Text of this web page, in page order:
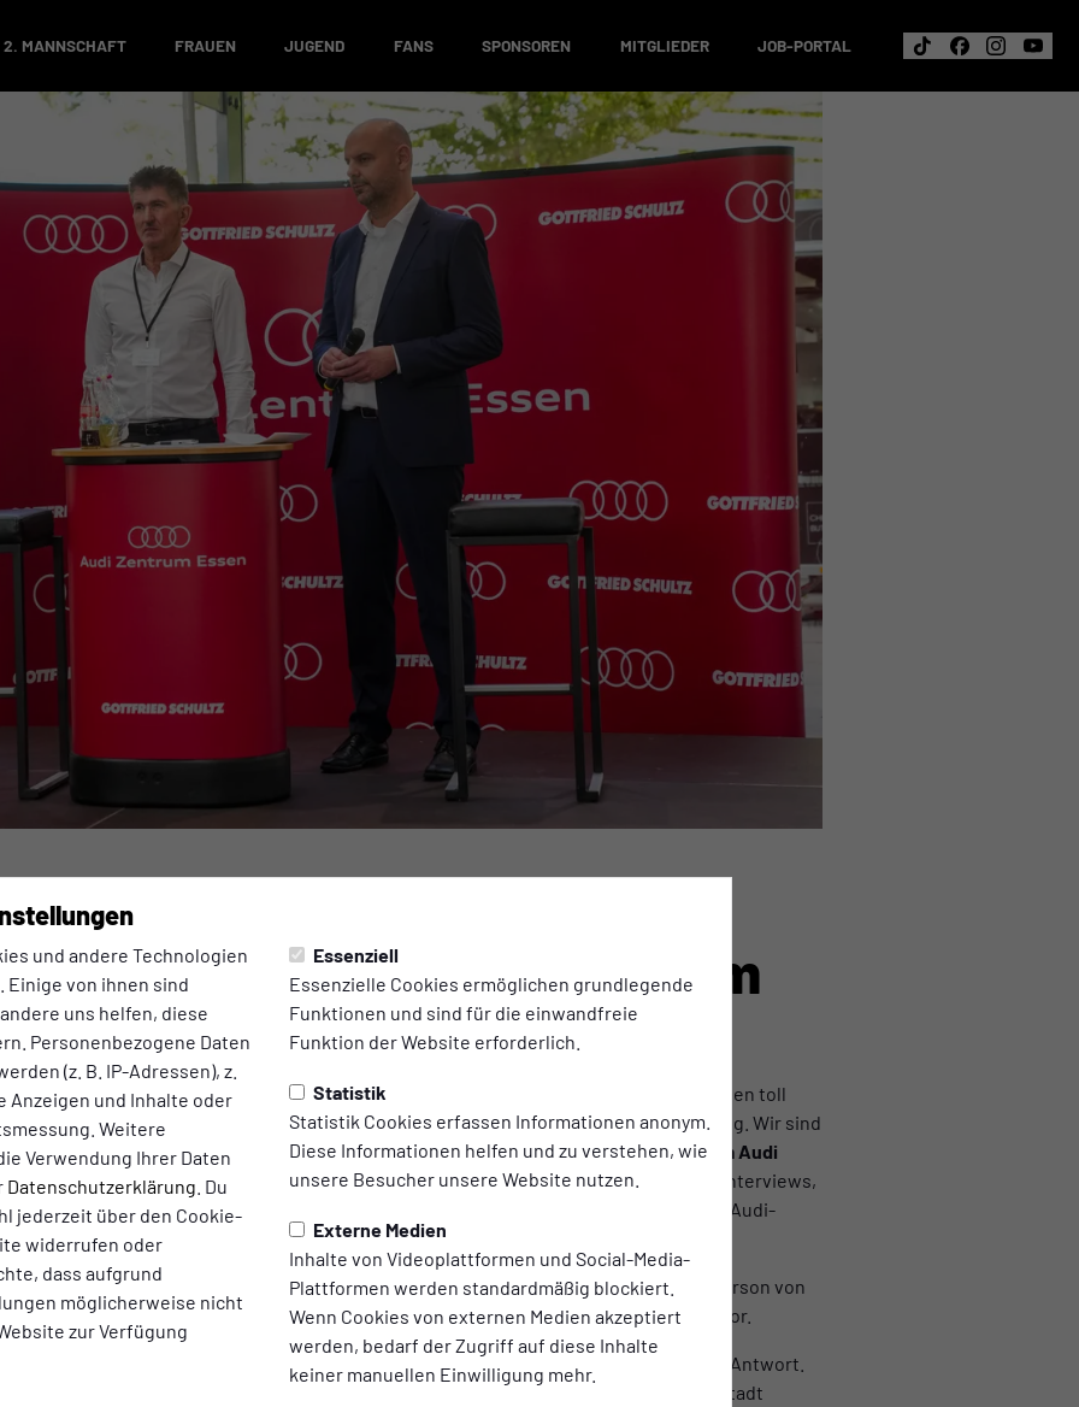
und andere Technologien
von ihnen sind
uns helfen, diese
Personenbezogene Daten
(z. B. IP-Adressen), z.
Anzeigen und Inhalte oder
Weitere
Verwendung Ihrer Daten
Datenschutzerklärung . Du
jederzeit über den Cookie-
widerrufen oder
dass aufgrund
möglicherweise nicht
zur Verfügung
Essenziell
Essenzielle Cookies ermöglichen grundlegende
Funktionen und sind für die einwandfreie
Funktion der Website erforderlich.
Statistik
Statistik Cookies erfassen Informationen anonym.
Diese Informationen helfen und zu verstehen, wie
unsere Besucher unsere Website nutzen.
Externe Medien
Inhalte von Videoplattformen und Social-Media-
Plattformen werden standardmäßig blockiert.
Wenn Cookies von externen Medien akzeptiert
werden, bedarf der Zugriff auf diese Inhalte
keiner manuellen Einwilligung mehr.
2. MANNSCHAFT FRAUEN JUGEND FANS SPONSOREN MITGLIEDER JOB-PORTAL
Uhr Axel Schulten
ETB-Sponsorentreffen im
Essen
für ein hervorragendes ETB-Sponsorentreffen. Das gestrige Sponsorentreffen in den toll
Premium-Partners Audi Zentrum Essen war absolut klasse und ein riesiger Erfolg. Wir sind
Gäste bei der Veranstaltung begrüßen durften.Wir bedanken uns ganz herzlich beim Audi
Abend und die überragenden Gastgeber-Qualitäten!Neben interessanten Interviews,
Getränken konnten die ETB-Gäste auch eine Probefahrt mit den neuesten Audi-
und Günther Oberholz eröffneten den kurzweiligen Abend. Danach kam dann in Person von
erst einmal unser Gastgeber zu Wort, und stellte das Audi Zentrum Essen kurz vor.
Leiter Jürgen Lucas im Interview ETB-Pressesprecher Axel Schulten Rede und Antwort.
und neuer Vorsitzender des Ausschusses für die Sport- und Bäderbetriebe der Stadt